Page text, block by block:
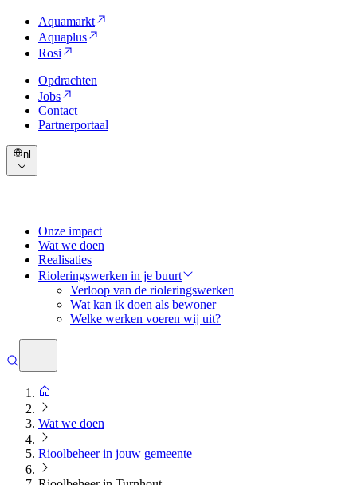
Aquamarkt
Aquaplus
Rosi
Opdrachten
Jobs
Contact
Partnerportaal
nl
Onze impact
Wat we doen
Realisaties
Rioleringswerken in je buurt
Verloop van de rioleringswerken
Wat kan ik doen als bewoner
Welke werken voeren wij uit?
Wat we doen
Rioolbeheer in jouw gemeente